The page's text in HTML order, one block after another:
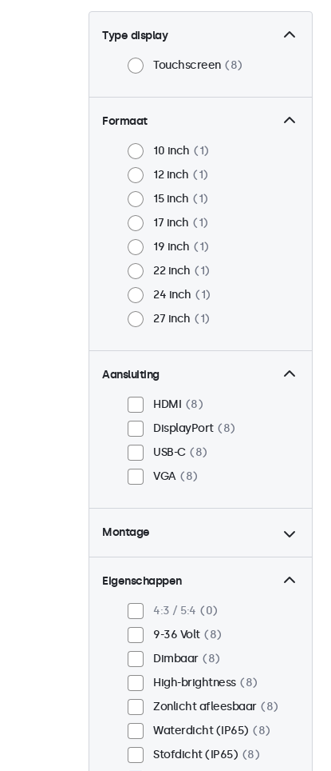
Type display
Touchscreen 8
Formaat
10 inch
1
12 inch
1
15 inch
1
17 inch
1
19 inch
1
22 inch
1
24 inch
1
27 inch
1
Aansluiting
HDMI
8
DisplayPort
8
USB-C
8
VGA
8
Montage
Panel mount
8
Inbouw
VESA 75 x 75
VESA 100 x 100
Eigenschappen
4:3 / 5:4
0
9-36 Volt
8
Dimbaar
8
High-brightness
8
Zonlicht afleesbaar
8
Waterdicht (IP65)
8
Stofdicht (IP65)
8